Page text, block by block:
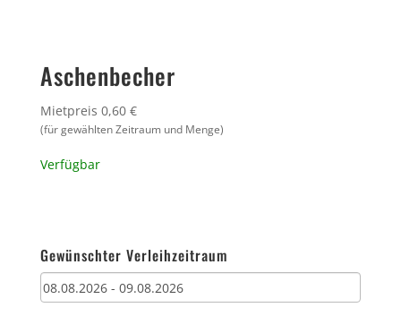
Aschenbecher
Mietpreis 0,60 €
(für gewählten Zeitraum und Menge)
Verfügbar
Gewünschter Verleihzeitraum